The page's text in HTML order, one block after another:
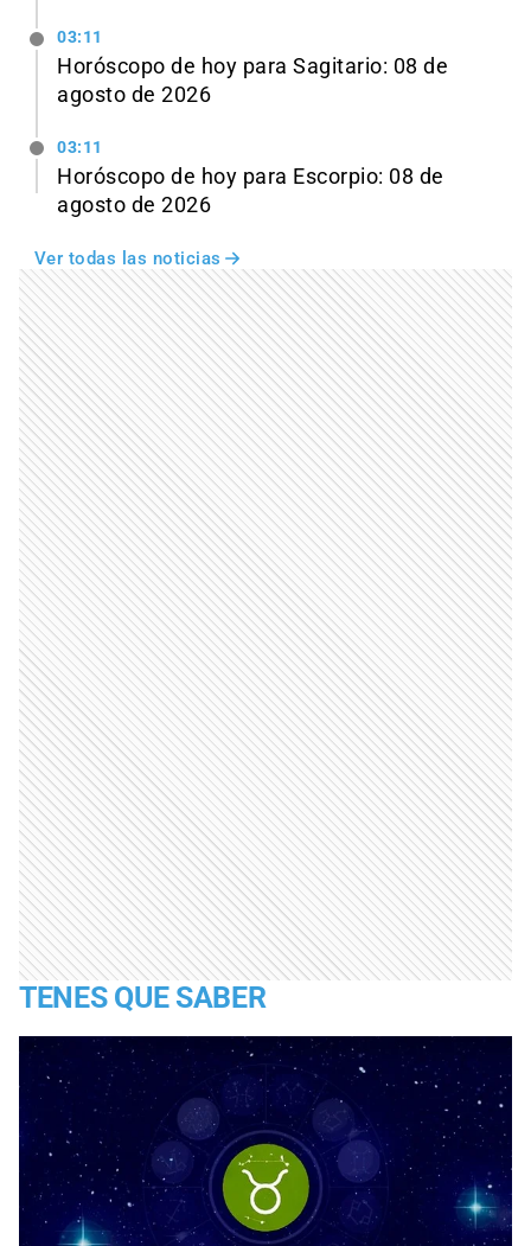
03:11
Horóscopo de hoy para Sagitario: 08 de
agosto de 2026
03:11
Horóscopo de hoy para Escorpio: 08 de
agosto de 2026
Ver todas las noticias
TENES QUE SABER